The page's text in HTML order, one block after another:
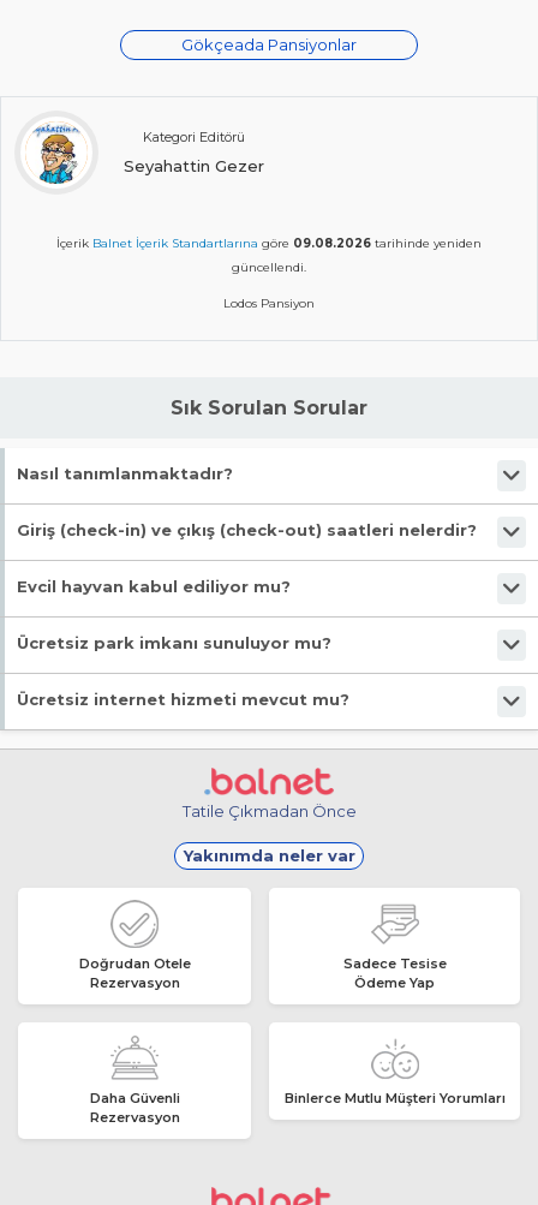
Gökçeada Pansiyonlar
Kategori Editörü
Seyahattin Gezer
İçerik Balnet İçerik Standartlarına göre 09.08.2026 tarihinde yeniden
güncellendi.
Lodos Pansiyon
Sık Sorulan Sorular
Nasıl tanımlanmaktadır?
Tesis Pansiyon statüsündedir. Öne çıkan özellikleri "Alkolsüz, Bahçeli"
Giriş (check-in) ve çıkış (check-out) saatleri nelerdir?
Giriş en erken 14:00, çıkış en geç 12:30 saatindedir.
Evcil hayvan kabul ediliyor mu?
Malesef, evcil hayvan kabul edilmiyor!
Ücretsiz park imkanı sunuluyor mu?
Evet, ücretsiz park imkanı mevcut.
Ücretsiz internet hizmeti mevcut mu?
Evet, ücretsiz internet hizmeti sunuluyor.
Tatile Çıkmadan Önce
Yakınımda neler var
Doğrudan Otele
Rezervasyon
Sadece Tesise
Ödeme Yap
Daha Güvenli
Rezervasyon
Binlerce Mutlu Müşteri Yorumları